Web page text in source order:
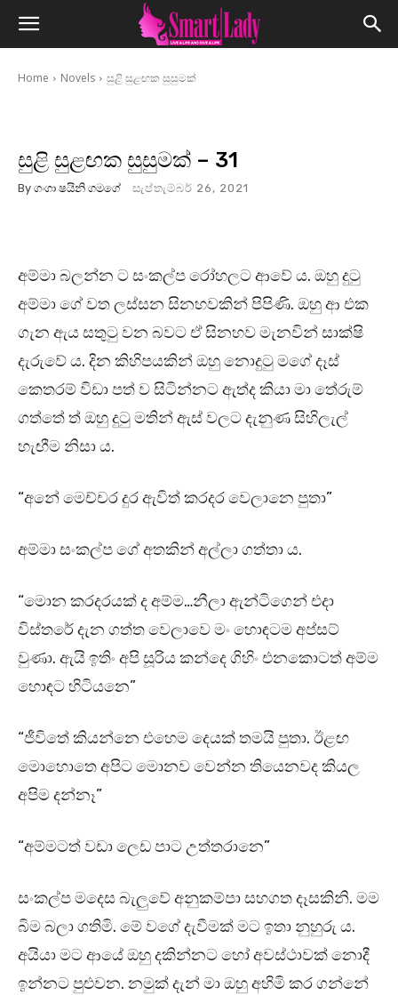
Home Novels සුළි සුළඟක සුසුමක්
සුළි සුළඟක සුසුමක් – 31
By ගංගා ෂයිනි ගමගේ සැප්තැම්බර් 26, 2021
අම්මා බලන්න ට සංකල්ප රෝහලට ආවේ ය. ඔහු දුටු
අම්මා ගේ වත ලස්සන සිනහවකින් පිපිණි. ඔහු ආ එක
ගැන ඇය සතුටු වන බවට ඒ සිනහව මැනවින් සාක්ෂි
දැරුවේ ය. දින කිහිපයකින් ඔහු නොදුටු මගේ දෑස්
කෙතරම් විඩා පත් ව සිටින්නට ඇත්ද කියා මා තේරුම්
ගත්තේ ත් ඔහු දුටු මතින් ඇස් වලට දැනුණ සිහිලැල්
හැඟීම නිසා ය.
“අනේ මෙච්චර දුර ඇවිත් කරදර වෙලානෙ පුතා”
අම්මා සංකල්ප ගේ අතකින් අල්ලා ගත්තා ය.
“මොන කරදරයක් ද අම්ම…නීලා ඇන්ටිගෙන් එදා
විස්තරේ දැන ගත්ත වෙලාවෙ මං හොඳටම අප්සට්
වුණා. ඇයි ඉතිං අපි සූරිය කන්දෙ ගිහිං එනකොටත් අම්ම
හොඳට හිටියනෙ”
“ජීවිතේ කියන්නෙ එහෙම දෙයක් තමයි පුතා. ඊළඟ
මොහොතෙ අපිට මොනව වෙන්න තියෙනවද කියල
අපිම දන්නෑ”
“අම්මටත් වඩා ලෙඩ පාට උත්තරානෙ”
සංකල්ප මදෙස බැලුවේ අනුකම්පා සහගත දෑසකිනි. මම
බිම බලා ගතිමි. මේ වගේ දැවීමක් මට ඉතා නුහුරු ය.
අයියා මට ආයේ ඔහු දකින්නට හෝ අවස්ථාවක් නොදී
ඉන්නට පුළුවන. නමුක් දැන් මා ඔහු අහිමි කර ගන්නේ